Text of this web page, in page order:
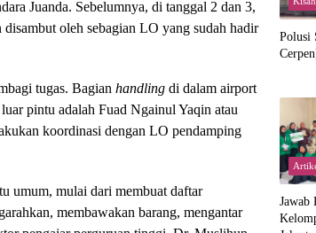
Juanda. Sebelumnya, di tanggal 2 dan 3,
oleh sebagian LO yang sudah hadir
tugas. Bagian handling di dalam airport
pintu adalah Fuad Ngainul Yaqin atau
koordinasi dengan LO pendamping
umum, mulai dari membuat daftar
membawakan barang, mengantar
Polusi
Jawab